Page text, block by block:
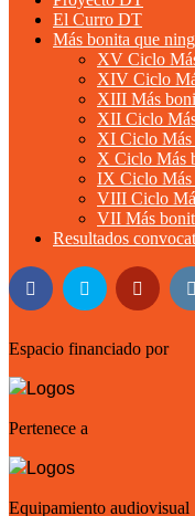
El Curro DT
Más bonita que
XV Ciclo
XIV Ciclo
XIII Más
XII Ciclo
XI Ciclo Más
X Ciclo Más
IX Ciclo Más
VIII Ciclo
VII Más
Resultados
Espacio financiado por
Pertenece a
Equipamiento audiovisual